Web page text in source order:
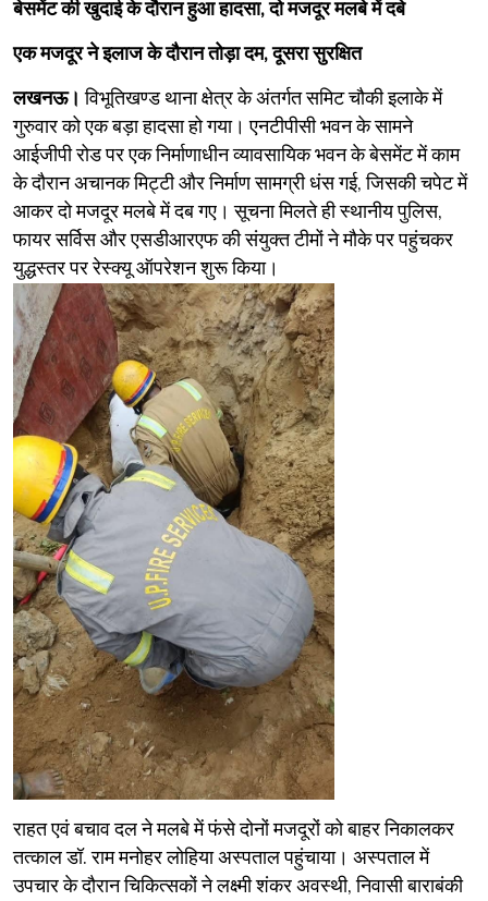
बेसमेंट की खुदाई के दौरान हुआ हादसा, दो मजदूर मलबे में दबे
एक मजदूर ने इलाज के दौरान तोड़ा दम, दूसरा सुरक्षित
लखनऊ।विभूतिखण्ड थाना क्षेत्र के अंतर्गत समिट चौकी इलाके में
गुरुवार को एक बड़ा हादसा हो गया। एनटीपीसी भवन के सामने
आईजीपी रोड पर एक निर्माणाधीन व्यावसायिक भवन के बेसमेंट में काम
के दौरान अचानक मिट्टी और निर्माण सामग्री धंस गई, जिसकी चपेट में
आकर दो मजदूर मलबे में दब गए। सूचना मिलते ही स्थानीय पुलिस,
फायर सर्विस और एसडीआरएफ की संयुक्त टीमों ने मौके पर पहुंचकर
युद्धस्तर पर रेस्क्यू ऑपरेशन शुरू किया।
​राहत एवं बचाव दल ने मलबे में फंसे दोनों मजदूरों को बाहर निकालकर
तत्काल डॉ. राम मनोहर लोहिया अस्पताल पहुंचाया। अस्पताल में
उपचार के दौरान चिकित्सकों ने लक्ष्मी शंकर अवस्थी, निवासी बाराबंकी